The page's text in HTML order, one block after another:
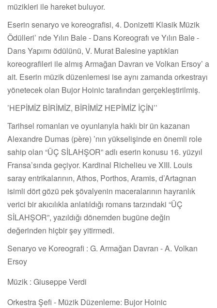
müzikleri ile hareket buluyor.
Eserin senaryo ve koreografisi, 4. Donizetti Klasik Müzik
Ödülleri’ nde Yılın Bale - Dans Koreografı ve Yılın Bale -
Dans Yapımı ödülünü, V. Murat Balesine yaptıkları
koreografileri ile almış Armağan Davran ve Volkan Ersoy’ a
ait. Eserin müzik düzenlemesi ise aynı zamanda orkestrayı
yönetecek olan Bujor Hoinic tarafından gerçekleştirilmiş.
’HEPİMİZ BİRİMİZ, BİRİMİZ HEPİMİZ İÇİN’’
Tarihsel romanları ve oyunlarıyla haklı bir ün kazanan
Alexandre Dumas (père) ’nın yükselişinde en önemli role
sahip olan “ÜÇ SİLAHŞOR” adlı eserin konusu 16. yüzyıl
Fransa’sında geçiyor. Kardinal Richelieu ve XIII. Louis
saray entrikalarının, Athos, Porthos, Aramis, d’Artagnan
isimli dört gözü pek şövalyenin maceralarının hayranlık
verici bir akıcılıkla anlatıldığı romans tarzındaki “ÜÇ
SİLAHŞOR”, yazıldığı dönemden bugüne değin
değerinden hiçbir şey yitirmedi.
Senaryo ve Koreografi : G. Armağan Davran - A. Volkan
Ersoy
Müzik : Giuseppe Verdi
Orkestra Şefi - Müzik Düzenleme: Bujor Hoinic